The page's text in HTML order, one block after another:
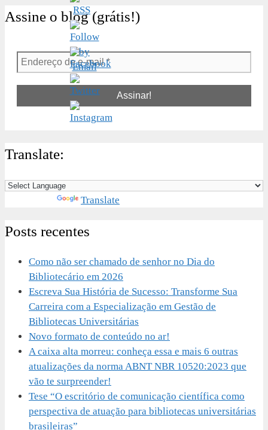
Assine o blog (grátis!)
Endereço
de
e-
*
Translate:
Translate
Posts recentes
Como não ser chamado de senhor no Dia do
Bibliotecário em 2026
Escreva Sua História de Sucesso: Transforme Sua
Carreira com a Especialização em Gestão de
Bibliotecas Universitárias
Novo formato de conteúdo no ar!
A caixa alta morreu: conheça essa e mais 6 outras
atualizações da norma ABNT NBR 10520:2023 que
vão te surpreender!
Tese “O escritório de comunicação científica como
perspectiva de atuação para bibliotecas universitárias
brasileiras”